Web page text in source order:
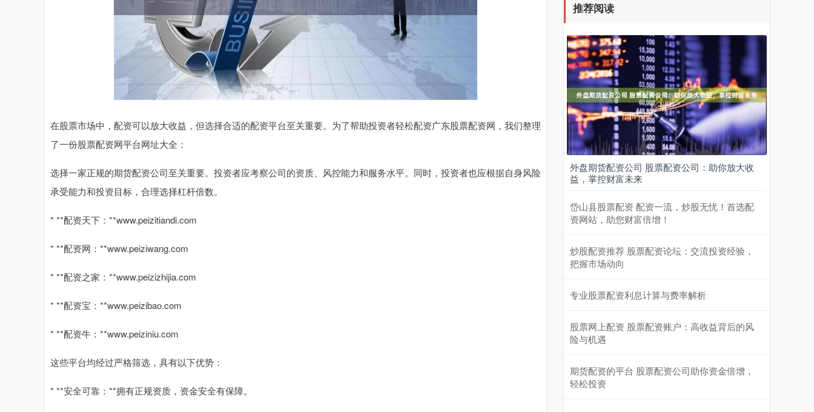
在股票市场中，配资可以放大收益，但选择合适的配资平台至关重要。为了帮助投资者轻松配资广东股票配资网，我们整理
了一份股票配资网平台网址大全：
选择一家正规的期货配资公司至关重要。投资者应考察公司的资质、风控能力和服务水平。同时，投资者也应根据自身风险
承受能力和投资目标，合理选择杠杆倍数。
* **配资天下：**www.peizitiandi.com
* **配资网：**www.peiziwang.com
* **配资之家：**www.peizizhijia.com
* **配资宝：**www.peizibao.com
* **配资牛：**www.peiziniu.com
这些平台均经过严格筛选，具有以下优势：
* **安全可靠：**拥有正规资质，资金安全有保障。
推荐阅读
外盘期货配资公司 股票配资公司：助你放大收
益，掌控财富未来
岱山县股票配资 配资一流，炒股无忧！首选配
资网站，助您财富倍增！
炒股配资推荐 股票配资论坛：交流投资经验，
把握市场动向
专业股票配资利息计算与费率解析
股票网上配资 股票配资账户：高收益背后的风
险与机遇
期货配资的平台 股票配资公司助你资金倍增，
轻松投资